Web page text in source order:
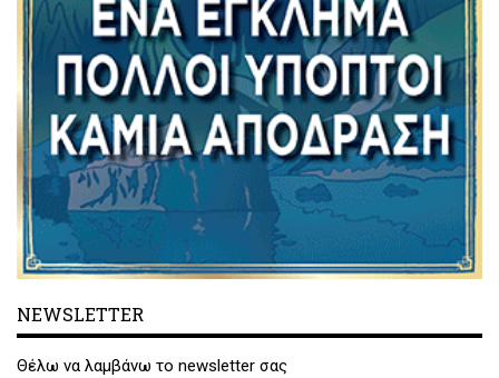
NEWSLETTER
Θέλω να λαμβάνω το newsletter σας